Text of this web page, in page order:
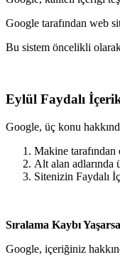
Google tarafından web
Bu sistem öncelikli
Eylül Faydalı
Google, üç konu
Makine
Alt alan adlarında
Sitenizin Faydalı
Sıralama Kaybı
Google, içeriğiniz